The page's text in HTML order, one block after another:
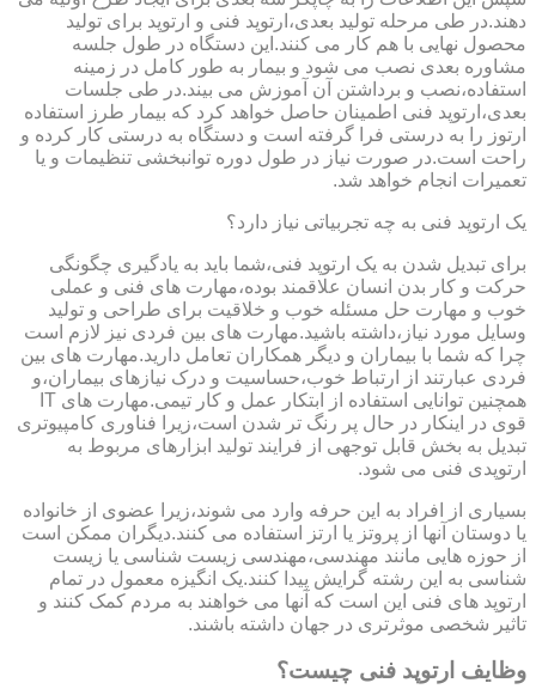
دهند.در طی مرحله تولید بعدی،ارتوپد فنی و ارتوپد برای تولید
محصول نهایی با هم کار می کنند.این دستگاه در طول جلسه
مشاوره بعدی نصب می شود و بیمار به طور کامل در زمینه
استفاده،نصب و برداشتن آن آموزش می بیند.در طی جلسات
بعدی،ارتوپد فنی اطمینان حاصل خواهد کرد که بیمار طرز استفاده
ارتوز را به درستی فرا گرفته است و دستگاه به درستی کار کرده و
راحت است.در صورت نیاز در طول دوره توانبخشی تنظیمات و یا
تعمیرات انجام خواهد شد.
یک ارتوپد فنی به چه تجربیاتی نیاز دارد؟
برای تبدیل شدن به یک ارتوپد فنی،شما باید به یادگیری چگونگی
حرکت و کار بدن انسان علاقمند بوده،مهارت های فنی و عملی
خوب و مهارت حل مسئله خوب و خلاقیت برای طراحی و تولید
وسایل مورد نیاز،داشته باشید.مهارت های بین فردی نیز لازم است
چرا که شما با بیماران و دیگر همکاران تعامل دارید.مهارت های بین
فردی عبارتند از ارتباط خوب،حساسیت و درک نیازهای بیماران،و
همچنین توانایی استفاده از ابتکار عمل و کار تیمی.مهارت های IT
قوی در اینکار در حال پر رنگ تر شدن است،زیرا فناوری کامپیوتری
تبدیل به بخش قابل توجهی از فرایند تولید ابزارهای مربوط به
ارتوپدی فنی می شود.
بسیاری از افراد به این حرفه وارد می شوند،زیرا عضوی از خانواده
یا دوستان آنها از پروتز یا ارتز استفاده می کنند.دیگران ممکن است
از حوزه هایی مانند مهندسی،مهندسی زیست شناسی یا زیست
شناسی به این رشته گرایش پیدا کنند.یک انگیزه معمول در تمام
ارتوپد های فنی این است که آنها می خواهند به مردم کمک کنند و
تاثیر شخصی موثرتری در جهان داشته باشند.
وظایف ارتوپد فنی چیست؟